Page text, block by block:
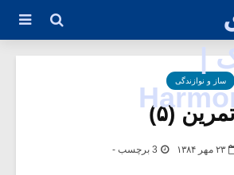
ساز و نوازندگی
(۵)
۲۳ مهر ۱۳۸۴ 3 برچسب -